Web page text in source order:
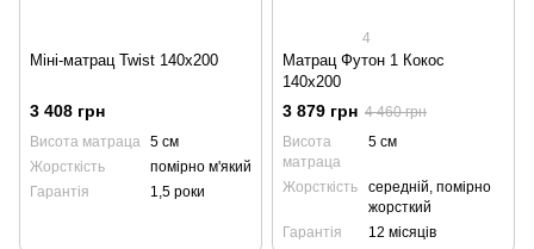
Міні-матрац Twist 140x200
3 408 грн
Висота матраца 5 см
Жорсткість
помірно м'який
Гарантія
1,5 роки
4
Матрац Футон 1 Кокос
140x200
3 879 грн 4 460 грн
Висота
матраца
5 см
Жорсткість
середній, помірно
жорсткий
Гарантія
12 місяців